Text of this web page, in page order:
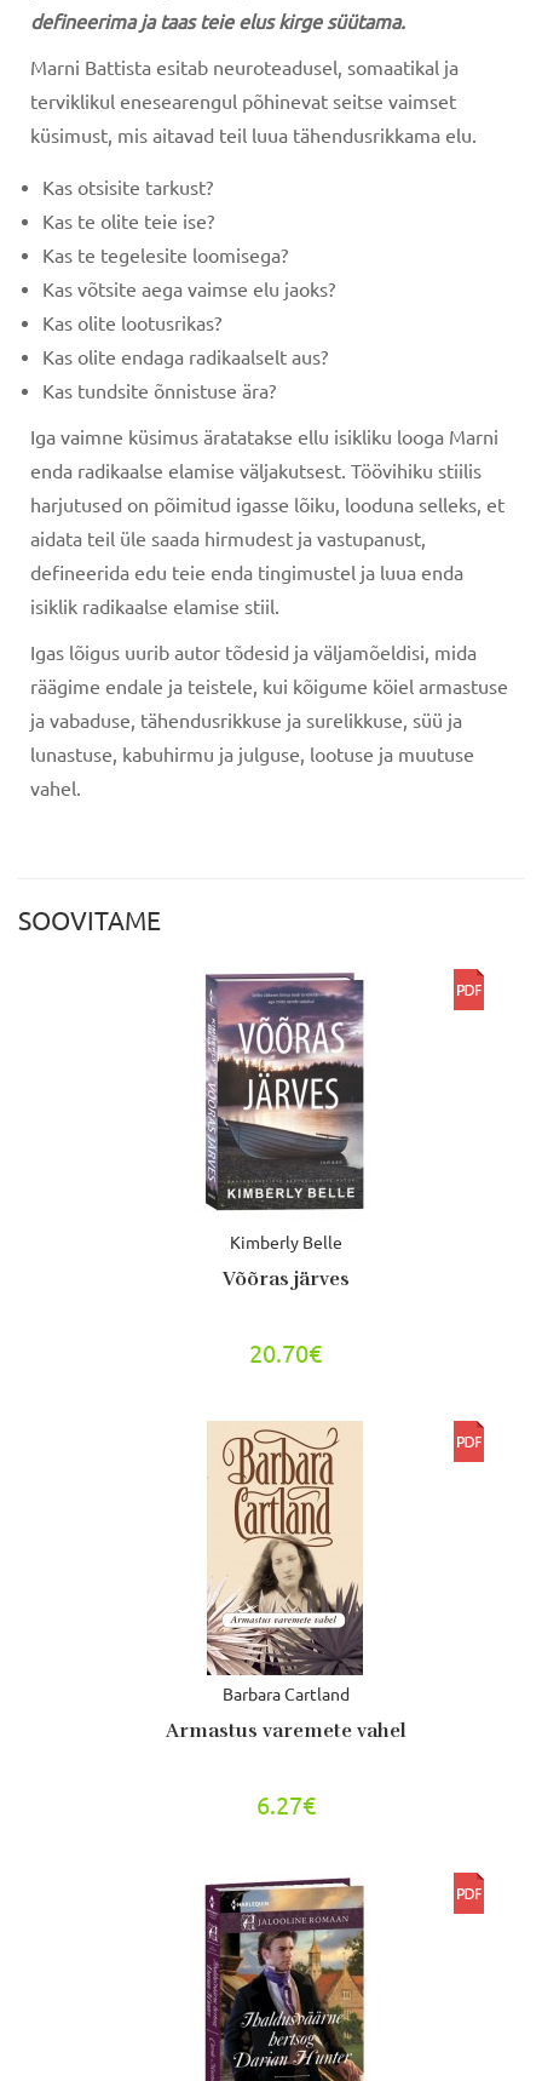
defineerima ja taas teie elus kirge süütama.
Marni Battista esitab neuroteadusel, somaatikal ja
terviklikul enesearengul põhinevat seitse vaimset
küsimust, mis aitavad teil luua tähendusrikkama elu.
Kas otsisite tarkust?
Kas te olite teie ise?
Kas te tegelesite loomisega?
Kas võtsite aega vaimse elu jaoks?
Kas olite lootusrikas?
Kas olite endaga radikaalselt aus?
Kas tundsite õnnistuse ära?
Iga vaimne küsimus äratatakse ellu isikliku looga Marni
enda radikaalse elamise väljakutsest. Töövihiku stiilis
harjutused on põimitud igasse lõiku, looduna selleks, et
aidata teil üle saada hirmudest ja vastupanust,
defineerida edu teie enda tingimustel ja luua enda
isiklik radikaalse elamise stiil.
Igas lõigus uurib autor tõdesid ja väljamõeldisi, mida
räägime endale ja teistele, kui kõigume köiel armastuse
ja vabaduse, tähendusrikkuse ja surelikkuse, süü ja
lunastuse, kabuhirmu ja julguse, lootuse ja muutuse
vahel.
SOOVITAME
Kimberly Belle
Võõras järves
20.70€
Barbara Cartland
Armastus varemete vahel
6.27€